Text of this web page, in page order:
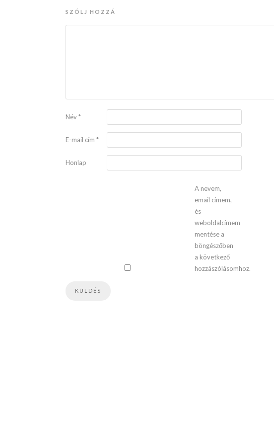
SZÓLJ HOZZÁ
Név*
E-mail cím *
Honlap
A nevem,
email címem,
és
weboldalcímem
mentése a
böngészőben
a következő
hozzászólásomhoz.